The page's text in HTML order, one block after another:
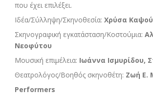
που έχει επιλέξει.
Ιδέα/Σύλληψη/Σκηνοθεσία:Χρύσα
Σκηνογραφική εγκατάσταση/Κοστούμια:
Νεοφύτου
Μουσική επιμέλεια: Ιωάννα Ισμυρίδου,
Θεατρολόγος/Βοηθός σκηνοθέτη: Ζωή Ε.
Performers